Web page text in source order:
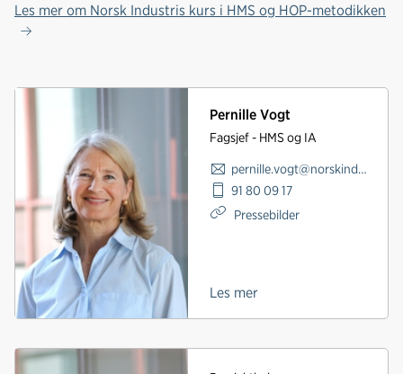
Les mer om Norsk Industris kurs i HMS og HOP-metodikken
Pernille Vogt
Fagsjef - HMS og IA
pernille.vogt@norskindustri.no
91 80 09 17
Pressebilder
Les mer